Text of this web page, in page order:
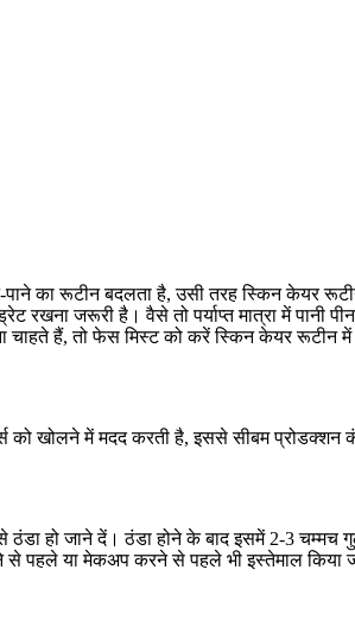
का रूटीन बदलता है, उसी तरह स्किन केयर
जरूरी है। वैसे तो पर्याप्त मात्रा में पानी
चाहते हैं, तो फेस मिस्ट को करें स्किन केयर
को खोलने में मदद करती है, इससे सीबम
हो जाने दें। ठंडा होने के बाद इसमें 2-3
पहले या मेकअप करने से पहले भी इस्तेमाल किया